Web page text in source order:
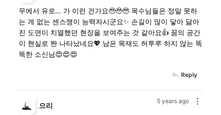
무에서 유로… 가 이런 건가요🥹🥹🥹 목수님들은 정말 못하
는 게 없는 센스쟁이 능력자시군요✨ 손길이 많이 닿아 닳아
진 도면이 치열했던 현장을 보여주는 것 같아요👍 꿈의 공간
이 현실로 짠 나타났네요💖 남은 목재도 허투루 하지 않는 똑
똑한 소신님😍😍😍
Reply
5 years ago
으리